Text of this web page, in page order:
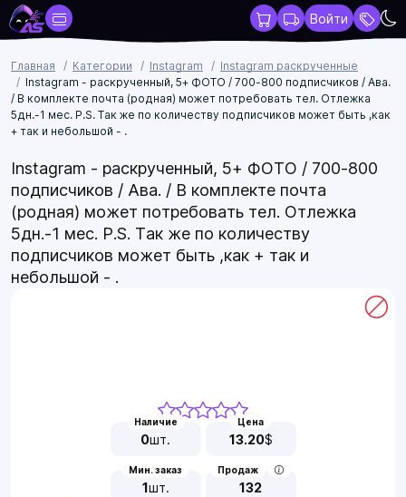
Войти
Главная Категории Instagram
Instagram раскрученные
Instagram - раскрученный, 5+ ФОТО / 700-800 подписчиков / Ава.
/ В комплекте почта (родная) может потребовать тел. Отлежка
5дн.-1 мес. P.S. Так же по количеству подписчиков может быть ,как
+ так и небольшой - .
Instagram - раскрученный, 5+ ФОТО / 700-800
подписчиков / Ава. / В комплекте почта
(родная) может потребовать тел. Отлежка
5дн.-1 мес. P.S. Так же по количеству
подписчиков может быть ,как + так и
небольшой - .
Наличие
0шт.
Цена
13.20$
Мин. заказ
1шт.
Продаж
132